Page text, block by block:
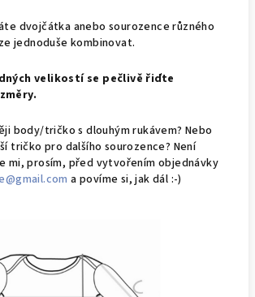
dvojčátka anebo sourozence různého
jednoduše kombinovat.
ých velikostíse pečlivě řiďte
body/tričko s dlouhým rukávem? Nebo
tričko pro dalšího sourozence? Není
mi, prosím, před vytvořením objednávky
a povíme si, jak dál :-)